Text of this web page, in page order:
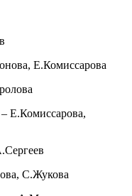
Е.Комиссарова
Е.Комиссарова,
С.Жукова